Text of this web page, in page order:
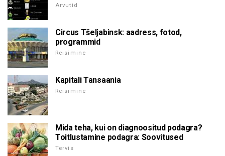
Arvutid
Circus Tšeljabinsk: aadress, fotod,
programmid
Reisimine
Kapitali Tansaania
Reisimine
Mida teha, kui on diagnoositud podagra?
Toitlustamine podagra: Soovitused
Tervis